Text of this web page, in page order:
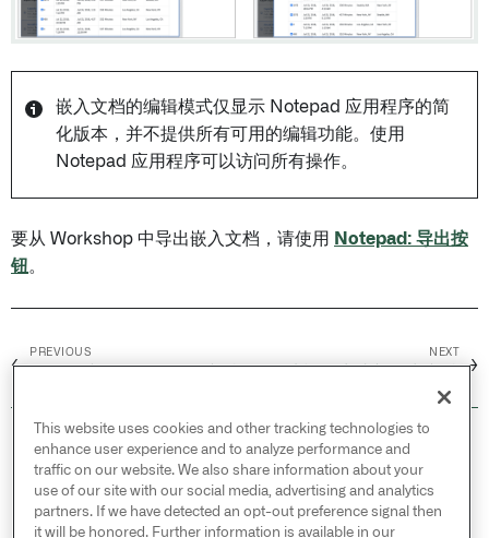
嵌入文档的编辑模式仅显示 Notepad 应用程序的简
化版本，并不提供所有可用的编辑功能。使用
Notepad 应用程序可以访问所有操作。
要从 Workshop 中导出嵌入文档，请使用
Notepad: 导出按
钮。
←
PREVIOUS
显示链接到 Objects 的文档
NEXT
从模板生成并导出文档→
© 2026 Palantir Technologies Inc. All rights
reserved.
Cookies Statement ↗
Privacy Statement ↗
This website uses cookies and other tracking technologies to
enhance user experience and to analyze performance and
traffic on our website. We also share information about your
use of our site with our social media, advertising and analytics
partners. If we have detected an opt-out preference signal then
it will be honored. Further information is available in our